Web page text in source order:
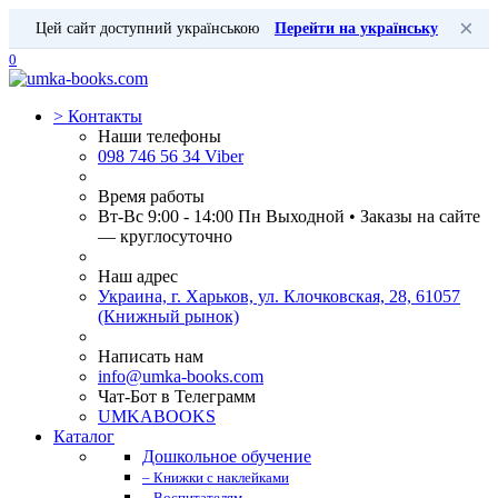
Цей сайт доступний українською Перейти на українську ×
0
> Контакты
Наши телефоны
098 746 56 34 Viber
Время работы
Вт-Вс 9:00 - 14:00 Пн Выходной • Заказы на сайте
— круглосуточно
Наш адрес
Украина, г. Харьков, ул. Клочковская, 28, 61057
(Книжный рынок)
Написать нам
info@umka-books.com
Чат-Бот в Телеграмм
UMKABOOKS
Каталог
Дошкольное обучение
– Книжки с наклейками